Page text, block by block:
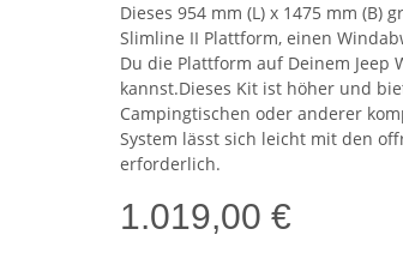
Dieses 954 mm (L) x 1475 mm
Slimline II Plattform, einen
Du die Plattform auf Deinem Jeep
kannst.Dieses Kit ist höher und
Campingtischen oder anderer
System lässt sich leicht mit den
erforderlich.
1.019,00 €